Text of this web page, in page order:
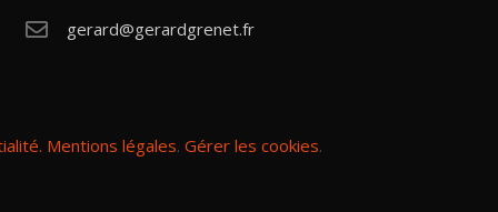
gerard@gerardgrenet.fr
Mentions légales. Gérer les cookies.